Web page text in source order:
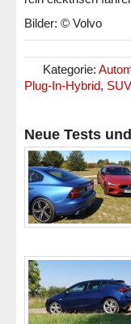
Bilder: © Volvo
Kategorie:
Plug-In-Hybrid, SUV
Neue Tests